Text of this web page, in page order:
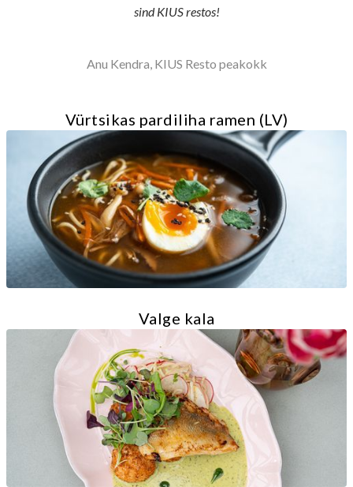
sind KIUS restos!
Anu Kendra, KIUS Resto peakokk
Vürtsikas pardiliha ramen (LV)
Valge kala